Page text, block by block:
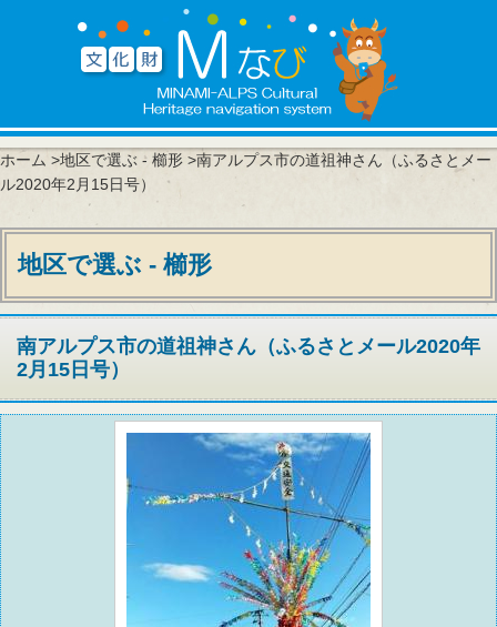
ホーム >地区で選ぶ - 櫛形 >南アルプス市の道祖神さん（ふるさとメー
ル2020年2月15日号）
地区で選ぶ - 櫛形
南アルプス市の道祖神さん（ふるさとメール2020年
2月15日号）